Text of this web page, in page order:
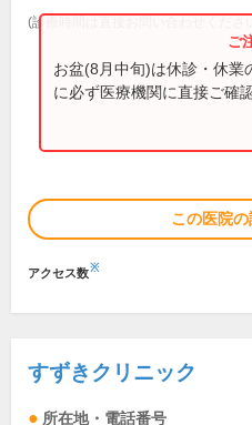
(診療時間は直接お問い合わせくださ
お盆(8月中旬)は休診・休業
に必ず医療機関に直接ご確
この医院
アクセス数※
すずきクリニック
所在地・電話番号